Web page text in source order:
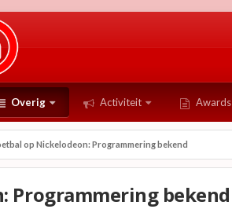
Overig Activiteit Awards
op Nickelodeon: Programmering bekend
Programmering bekend